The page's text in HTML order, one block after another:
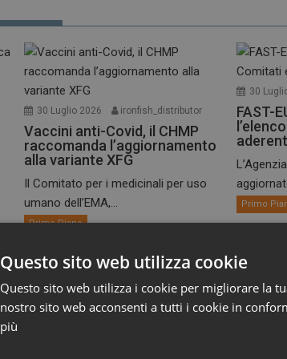
30 Luglio 2026 ironfish_distributor
Vaccini anti-Covid, il CHMP
raccomanda l’aggiornamento
alla variante XFG
Il Comitato per i medicinali per uso
umano dell’EMA,...
Primo Piano
30
FAST-
Primo
Questo sito web utilizza cookie
Questo sito web utilizza i cookie per migliorare la
nostro sito web acconsenti a tutti i cookie in
più